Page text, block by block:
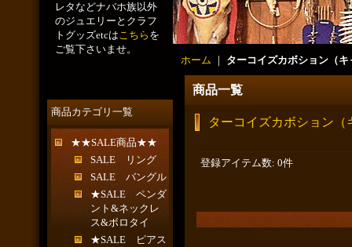
レタなどナバホ族以外
のジュエリーとクラフ
トグッズetcはこちら を
ご覧下さいませ。
商品カテゴリ一覧
★★SALE商品★★
SALE リング
SALE バングル
★SALE ペンダ
ント&ネックレ
ス&ボロタイ
★SALE ピアス
ホーム ｜ ターコイズカボション（キ
商品一覧
ターコイズカボション（
登録アイテム数: 0件